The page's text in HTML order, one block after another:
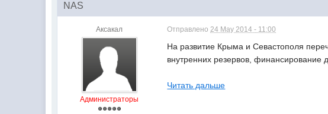
NAS
Аксакал
Администраторы
Отправлено24 May 2014 - 11:00
На развитие Крыма и Севастополя
внутренних резервов, финансирование
Читать дальше